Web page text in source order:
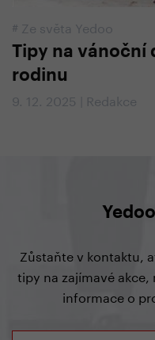
# Ze světa Yedoo
Tipy na vánoční
rodinu
9. 12. 2025 | Redakce
Zůstaňte v kontaktu,
tipy na zajímavé
informace o